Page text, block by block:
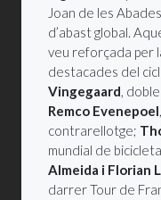
Joan de les
d’abast global.
veu reforçada per
destacades del
Vingegaard,
Remco Evenepoel
contrarellotge;
mundial de
Almeida i Florian
darrer Tour de